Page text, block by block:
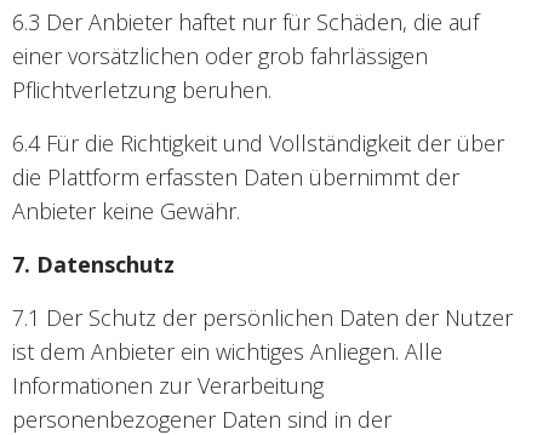
6.3 Der Anbieter haftet nur für Schäden, die auf
einer vorsätzlichen oder grob fahrlässigen
Pflichtverletzung beruhen.
6.4 Für die Richtigkeit und Vollständigkeit der über
die Plattform erfassten Daten übernimmt der
Anbieter keine Gewähr.
7. Datenschutz
7.1 Der Schutz der persönlichen Daten der Nutzer
ist dem Anbieter ein wichtiges Anliegen. Alle
Informationen zur Verarbeitung
personenbezogener Daten sind in der